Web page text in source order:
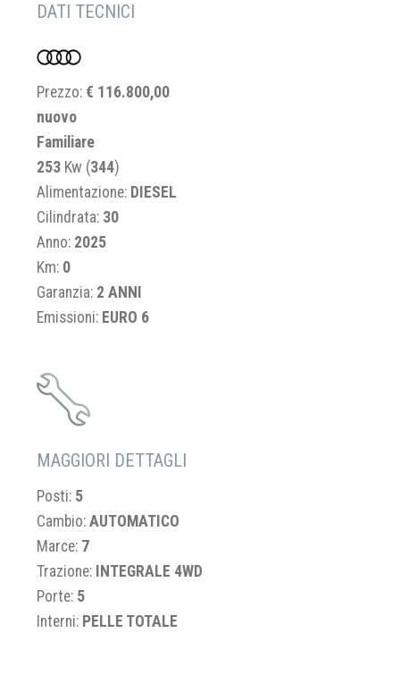
DATI TECNICI
Prezzo: € 116.800,00
nuovo
Familiare
253 Kw (344)
Alimentazione: DIESEL
Cilindrata: 30
Anno: 2025
Km: 0
Garanzia: 2 ANNI
Emissioni: EURO 6
MAGGIORI DETTAGLI
Posti: 5
Cambio: AUTOMATICO
Marce: 7
Trazione: INTEGRALE 4WD
Porte: 5
Interni: PELLE TOTALE